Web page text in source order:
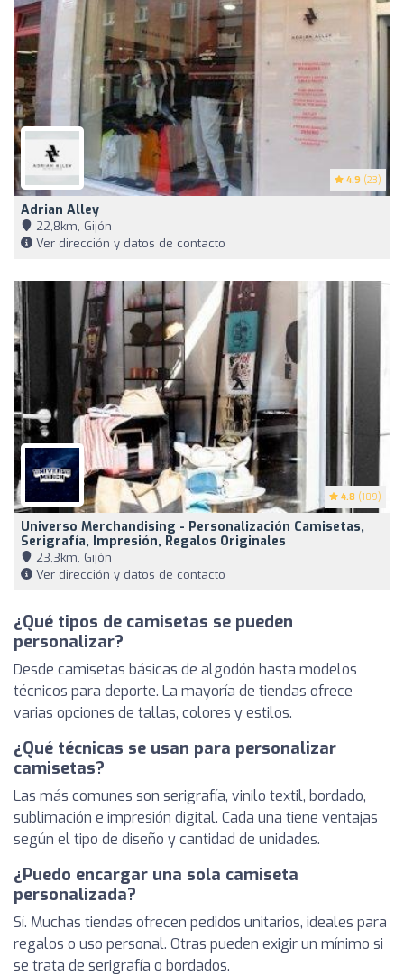
4.9 (23)
Adrian Alley
22,8km, Gijón
Ver dirección y datos de contacto
4.8 (109)
Universo Merchandising - Personalización Camisetas,
Serigrafía, Impresión, Regalos Originales
23,3km, Gijón
Ver dirección y datos de contacto
¿Qué tipos de camisetas se pueden
personalizar?
Desde camisetas básicas de algodón hasta modelos
técnicos para deporte. La mayoría de tiendas ofrece
varias opciones de tallas, colores y estilos.
¿Qué técnicas se usan para personalizar
camisetas?
Las más comunes son serigrafía, vinilo textil, bordado,
sublimación e impresión digital. Cada una tiene ventajas
según el tipo de diseño y cantidad de unidades.
¿Puedo encargar una sola camiseta
personalizada?
Sí. Muchas tiendas ofrecen pedidos unitarios, ideales para
regalos o uso personal. Otras pueden exigir un mínimo si
se trata de serigrafía o bordados.